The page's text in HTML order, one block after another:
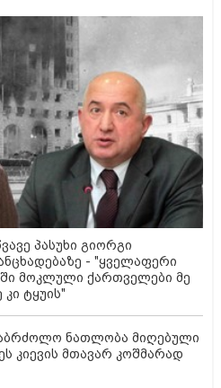
პასუხი გიორგი
- "ყველაფერი
მოკლული ქართველები მე
კი ტყუის"
ნათლობა მიღებული
კიევის მთავარ კოშმარად